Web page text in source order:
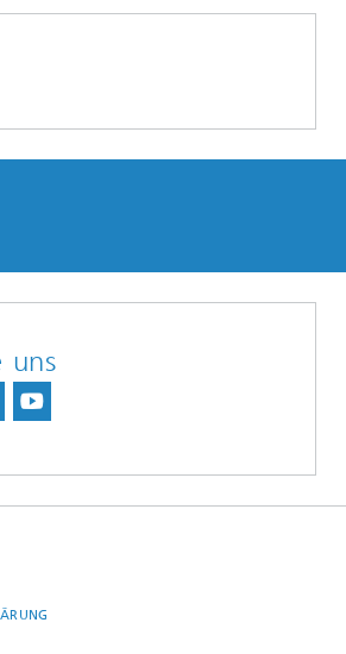
uns